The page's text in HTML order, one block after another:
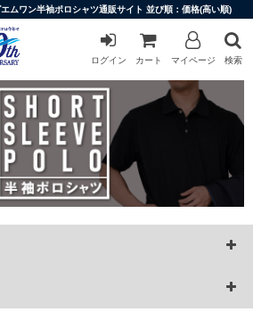
ムワン半袖ポロシャツ通販サイト 並び順：価格(高い順)
ログイン カート マイページ 検索